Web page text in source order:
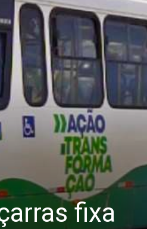
fixa